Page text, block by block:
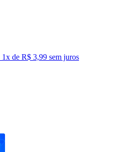
1x de R$ 3,99 sem juros